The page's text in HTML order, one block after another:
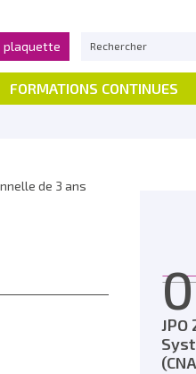
FORMATIONS CONTINUES
plaquette
de 3 ans